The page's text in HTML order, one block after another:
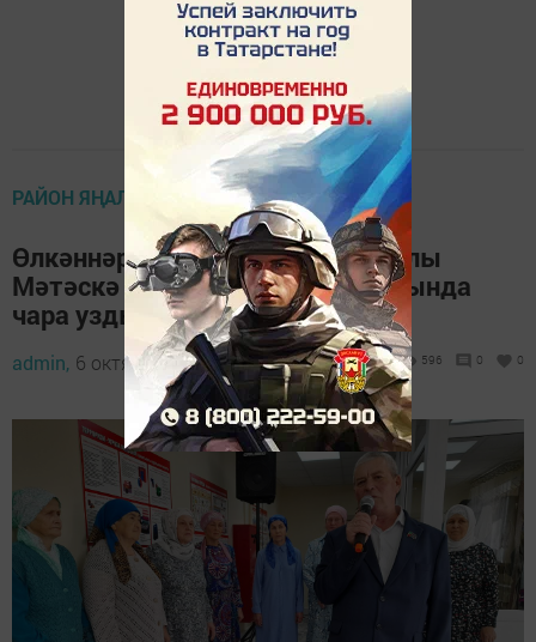
РАЙОН ЯҢАЛЫКЛАРЫ
Өлкәннәр декадасы уңаеннан Олы
Мәтәскә авылы мәдәният йортында
чара узды
admin, 6 октябрь 2023 - 14:41 596 0 0